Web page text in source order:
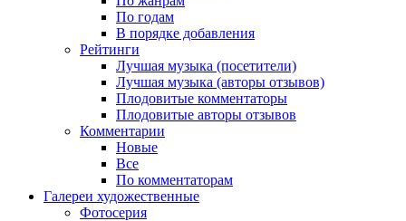
По годам
В порядке добавления
Рейтинги
Лучшая музыка (посетители)
Лучшая музыка (авторы отзывов)
Плодовитые комментаторы
Плодовитые авторы отзывов
Комментарии
Новые
Все
По комментаторам
Галереи художественные
Фотосерия